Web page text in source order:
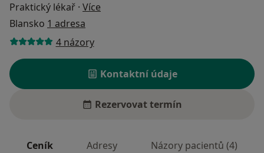
Praktický lékař · Více
Blansko 1 adresa
4 názory
Kontaktní údaje
Rezervovat termín
Ceník Adresy Názory pacientů (4)